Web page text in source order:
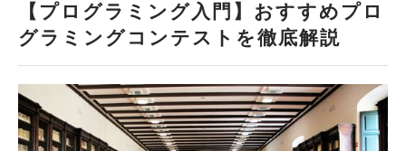
【プログラミング入門】おすすめプロ
グラミングコンテストを徹底解説